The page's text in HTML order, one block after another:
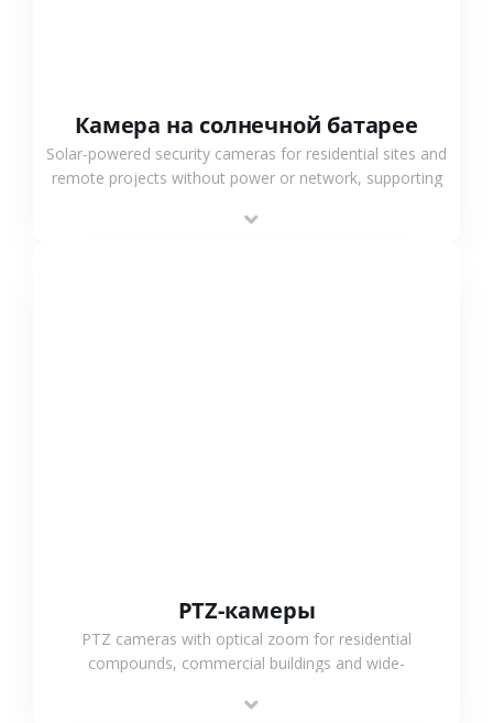
Камера на солнечной батарее
Solar-powered security cameras for residential sites and
remote projects without power or network, supporting
outdoor monitoring.
PTZ-камеры
PTZ cameras with optical zoom for residential
compounds, commercial buildings and wide-
monitoring and flexible coverage.